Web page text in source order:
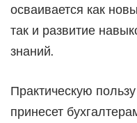
осваивается как
так и развитие
знаний.
Практическую
принесет